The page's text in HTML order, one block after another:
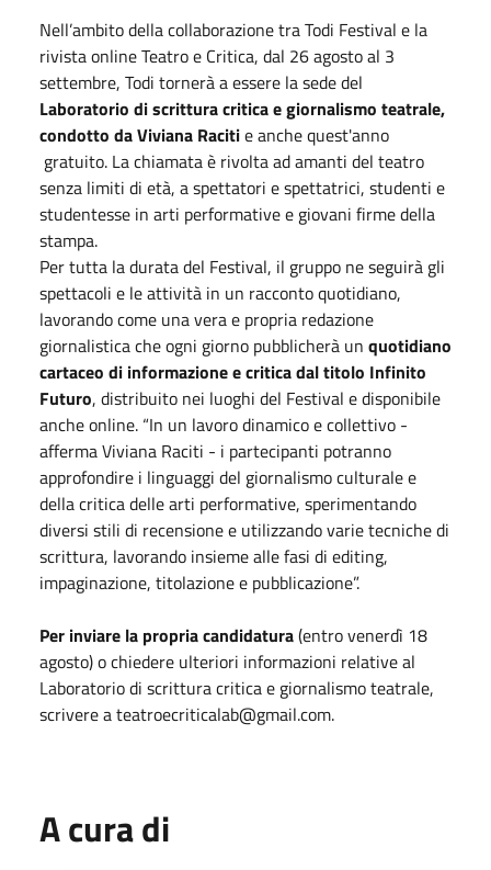
Nell’ambito della collaborazione tra Todi Festival e la
rivista online Teatro e Critica, dal 26 agosto al 3
settembre, Todi tornerà a essere la sede del
Laboratorio di scrittura critica e giornalismo teatrale,
condotto da Viviana Racitie anche quest'anno
gratuito. La chiamata è rivolta ad amanti del teatro
senza limiti di età, a spettatori e spettatrici, studenti e
studentesse in arti performative e giovani firme della
stampa.
Per tutta la durata del Festival, il gruppo ne seguirà gli
spettacoli e le attività in un racconto quotidiano,
lavorando come una vera e propria redazione
giornalistica che ogni giorno pubblicherà un quotidiano
cartaceo di informazione e critica dal titolo Infinito
Futuro, distribuito nei luoghi del Festival e disponibile
anche online. “In un lavoro dinamico e collettivo -
afferma Viviana Raciti - i partecipanti potranno
approfondire i linguaggi del giornalismo culturale e
della critica delle arti performative, sperimentando
diversi stili di recensione e utilizzando varie tecniche di
scrittura, lavorando insieme alle fasi di editing,
impaginazione, titolazione e pubblicazione”.
Per inviare la propria candidatura(entro venerdì 18
agosto) o chiedere ulteriori informazioni relative al
Laboratorio di scrittura critica e giornalismo teatrale,
scrivere a teatroecriticalab@gmail.com.
A cura di